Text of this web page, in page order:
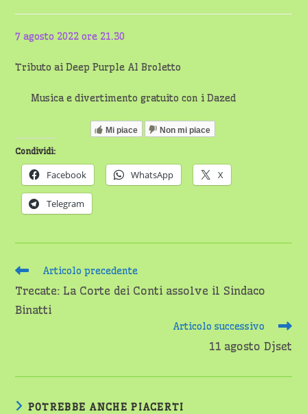
lettura:
7 agosto 2022 ore 21.30
Tributo ai Deep Purple Al Broletto
Musica e divertimento gratuito con i Dazed
Mi piace Non mi piace
Condividi:
Facebook WhatsApp X
Telegram
Leggi
articoli
Articolo precedente
Trecate: La Corte dei Conti assolve il Sindaco
Binatti
Articolo successivo
11 agosto Djset
POTREBBE ANCHE PIACERTI